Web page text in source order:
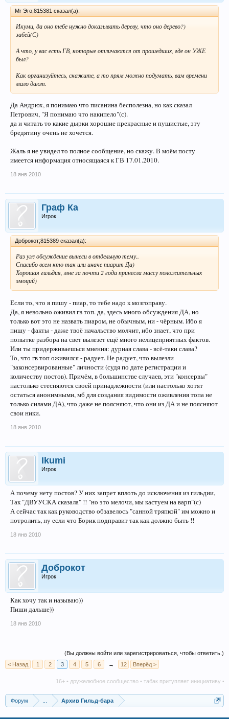
Mr Эго;815381 сказал(а):
Икуми, да оно тебе нужно доказывать дереву, что оно дерево?)
забей(С)
А что, у вас есть ГВ, которые отличаются от прошедших, где он УЖЕ
был?
Как организуйтесь, скажите, а то прям можно подумать, вам времени
мало дают.
Да Андрюх, я понимаю что писанина бесполезна, но как сказал
Петрович, "Я понимаю что накипело"(с).
да и читать то какие дырки хорошие прекрасные и пушистые, эту
бредятину очень не хочется.
Жаль я не увидел то полное сообщение, но скажу. В моём посту
имеется информация относящаяся к ГВ 17.01.2010.
18 янв 2010
Граф Ка
Игрок
Доброкот;815389 сказал(а):
Раз уж обсуждение вынеси в отдельную тему..
Спасибо всем кто так или иначе пиарит Да)
Хорошая гильдия, мне за почти 2 года принесла массу положительных
эмоций)
Если то, что я пишу - пиар, то тебе надо к мозгоправу.
Да, я невольно оживил гв топ. да, здесь много обсуждения ДА, но
только вот это не назвать пиаром, не обычным, ни - чёрным. Ибо я
пишу - факты - даже твоё начальство молчит, ибо знает, что при
попытке разбора на свет вылезет ещё много нелицеприятных фактов.
Или ты придерживаешься мнения: дурная слава - всё-таки слава?
То, что гв топ оживился - радует. Не радует, что вылезли
"законсервированные" личности (судя по дате регистрации и
количеству постов). Причём, в большинстве случаев, эти "консервы"
настолько стесняются своей принадлежности (или настолько хотят
остаться анонимными, мб для создания видимости оживления топа не
только силами ДА), что даже не поясняют, что они из ДА и не поясняют
свои ники.
18 янв 2010
Ikumi
Игрок
А почему нету постов? У них запрет вплоть до исключения из гильдии,
Так "ДВУУСКА сказала" !! "но это мелочи, мы кастуем на варп"(с)
А сейчас так как руководство обзавелось "санной тряпкой" им можно и
потролить, ну если что Борик подправит так как должно быть !!
18 янв 2010
Доброкот
Игрок
Как хочу так и называю))
Пиши дальше))
18 янв 2010
(Вы должны войти или зарегистрироваться, чтобы ответить.)
< Назад
1 2 3 4 5 6 → 12 Вперёд >
16+ • дружелюбное сообщество • табак притупляет инициативу •
Форум Архив Гильд-бара